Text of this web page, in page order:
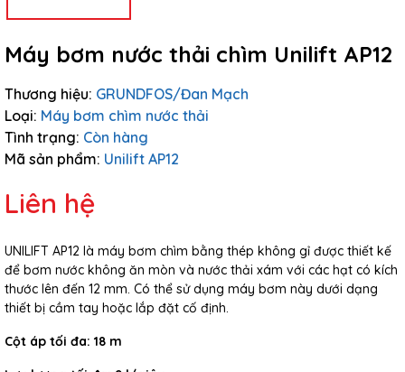
Máy bơm nước thải chìm Unilift AP12
Thương hiệu: GRUNDFOS/Đan Mạch
Loại: Máy bơm chìm nước thải
Tình trạng: Còn hàng
Mã sản phẩm: Unilift AP12
Liên hệ
UNILIFT AP12 là máy bơm chìm bằng thép không gỉ được thiết kế
để bơm nước không ăn mòn và nước thải xám với các hạt có kích
thước lên đến 12 mm. Có thể sử dụng máy bơm này dưới dạng
thiết bị cầm tay hoặc lắp đặt cố định.
Cột áp tối đa: 18 m